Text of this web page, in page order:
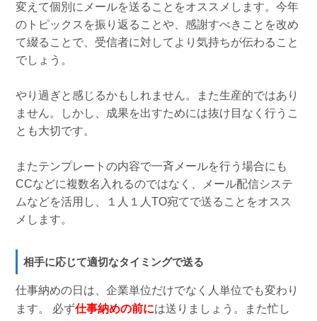
変えて個別にメールを送ることをオススメします。今年
のトピックスを振り返ることや、感謝すべきことを改め
て綴ることで、受信者に対してより気持ちが伝わること
でしょう。
やり過ぎと感じるかもしれません。また生産的ではあり
ません。しかし、成果を出すためには抜け目なく行うこ
とも大切です。
またテンプレートの内容で一斉メールを行う場合にも
CCなどに複数名入れるのではなく、メール配信システ
ムなどを活用し、１人１人TO宛てで送ることをオスス
メします。
相手に応じて適切なタイミングで送る
仕事納めの日は、企業単位だけでなく人単位でも変わり
ます。 必ず仕事納めの前には送りましょう。また忙し